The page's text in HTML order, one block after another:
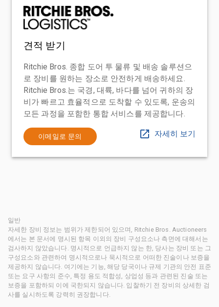
견적 받기
Ritchie Bros. 종합 도어 투 물류 및 배송 솔루션으
로 장비를 원하는 장소로 안전하게 배송하세요.
Ritchie Bros.는 국경, 대륙, 바다를 넘어 귀하의 장
비가 빠르고 효율적으로 도착할 수 있도록, 운송의
모든 과정을 포함한 통합 서비스를 제공합니다.
이메일로 문의 자세히 보기
일반
자세한 장비 정보는 범위가 제한되어 있으며, Ritchie Bros. Auctioneers
에서는 본 문서에 명시된 항목 이외의 장비 구성요소나 측면에 대해서는
검사하지 않았습니다. 명시적으로 언급하지 않는 한, 당사는 장비 또는 그
구성요소와 관련하여 명시적으로나 묵시적으로 어떠한 진술이나 보증을
제공하지 않습니다. 여기에는 기능, 해당 당국이나 규제 기관의 안전 표준
또는 요구 사항의 준수, 특정 용도 적합성, 상업성 등과 관련된 진술 또는
보증을 포함하되 이에 국한되지 않습니다. 입찰하기 전 장비의 상세한 검
사를 실시하도록 강력히 권장합니다.